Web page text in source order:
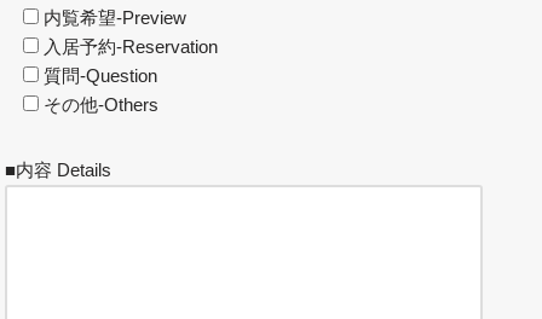
内覧希望-Preview
入居予約-Reservation
質問-Question
その他-Others
■内容 Details